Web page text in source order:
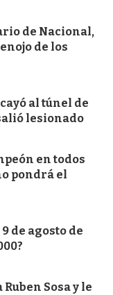
de Nacional,
de los
al túnel de
lesionado
en todos
pondrá el
de agosto de
Sosa y le